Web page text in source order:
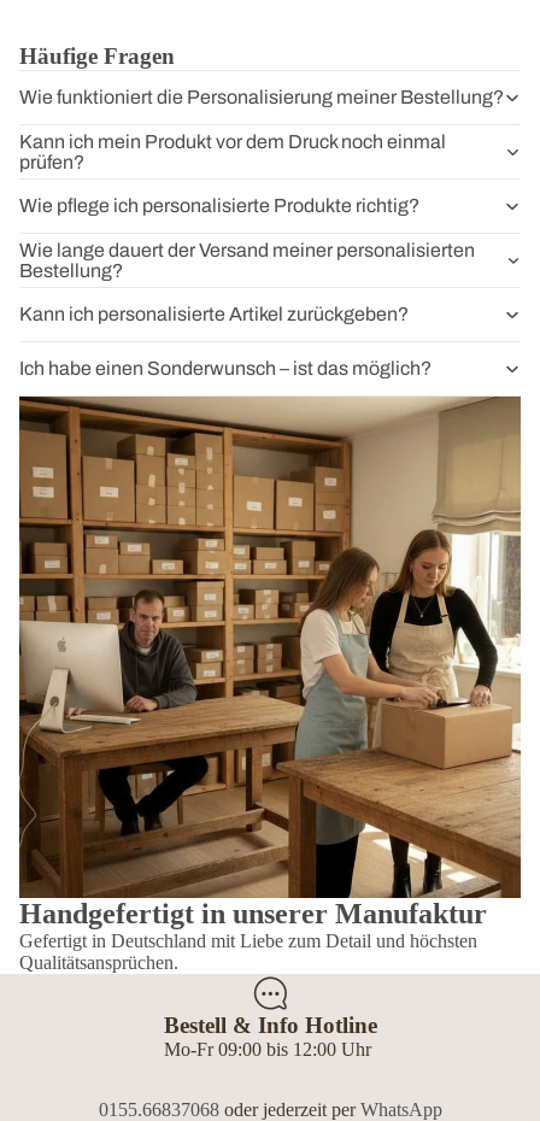
Häufige Fragen
Wie funktioniert die Personalisierung meiner Bestellung?
Kann ich mein Produkt vor dem Druck noch einmal
prüfen?
Wie pflege ich personalisierte Produkte richtig?
Wie lange dauert der Versand meiner personalisierten
Bestellung?
Kann ich personalisierte Artikel zurückgeben?
Ich habe einen Sonderwunsch – ist das möglich?
Handgefertigt in unserer Manufaktur
Gefertigt in Deutschland mit Liebe zum Detail und höchsten
Qualitätsansprüchen.
Bestell & Info Hotline
Mo-Fr 09:00 bis 12:00 Uhr
0155.66837068oder jederzeit perWhatsApp